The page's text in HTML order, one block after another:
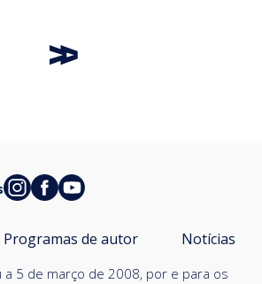
a 5 de março de 2008, por e para os
Programas de autor Notícias